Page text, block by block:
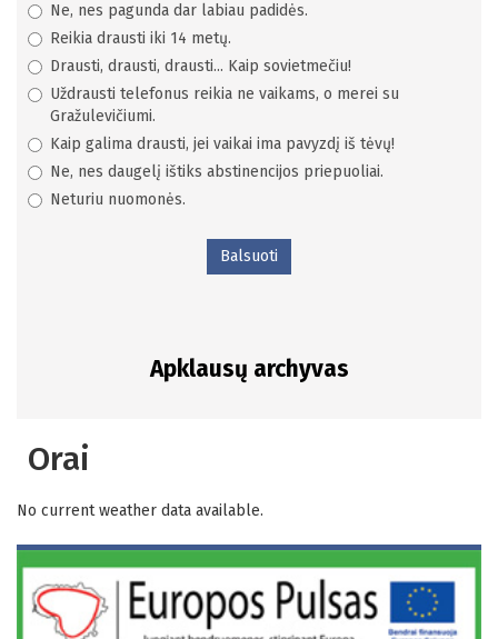
Ne, nes pagunda dar labiau padidės.
Reikia drausti iki 14 metų.
Drausti, drausti, drausti... Kaip sovietmečiu!
Uždrausti telefonus reikia ne vaikams, o merei su
Gražulevičiumi.
Kaip galima drausti, jei vaikai ima pavyzdį iš tėvų!
Ne, nes daugelį ištiks abstinencijos priepuoliai.
Neturiu nuomonės.
Balsuoti
Apklausų archyvas
Orai
No current weather data available.